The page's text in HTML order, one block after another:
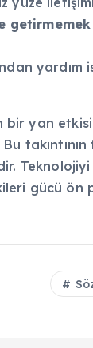
getirmemek
yardım
bir yan
gücü ön